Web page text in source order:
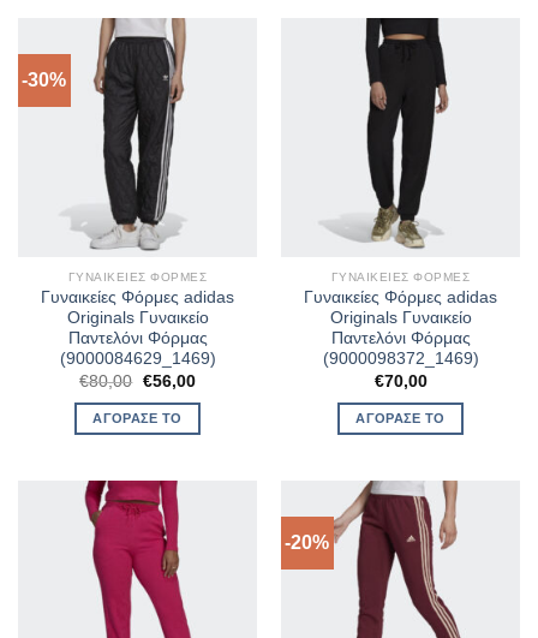
-30%
ΓΥΝΑΙΚΕΊΕΣ ΦΌΡΜΕΣ
Γυναικείες Φόρμες adidas
Originals Γυναικείο
Παντελόνι Φόρμας
(9000084629_1469)
€80,00 Original
was:
€80,00.
€56,00Η
ΑΓΌΡΑΣΈ ΤΟ
ΓΥΝΑΙΚΕΊΕΣ ΦΌΡΜΕΣ
Γυναικείες Φόρμες adidas
Originals Γυναικείο
Παντελόνι Φόρμας
(9000098372_1469)
€70,00
ΑΓΌΡΑΣΈ ΤΟ
-20%